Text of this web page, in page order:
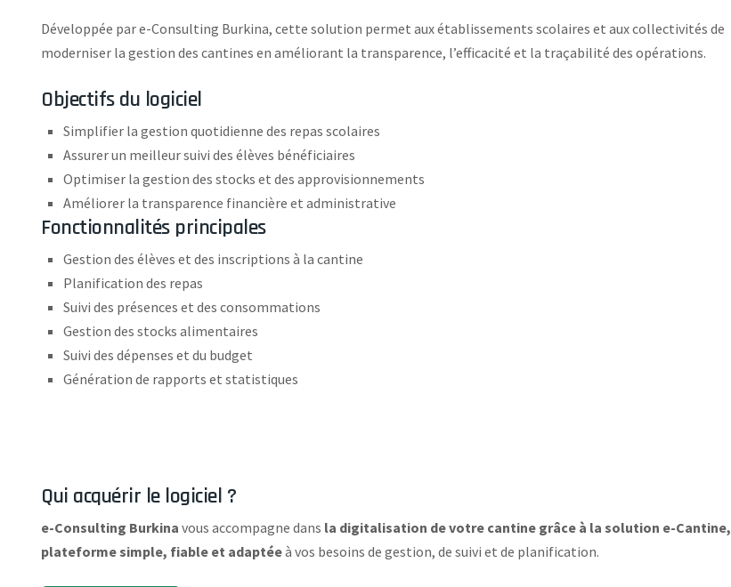
Développée par e-Consulting Burkina, cette solution permet aux établissements scolaires et aux collectivités de
moderniser la gestion des cantines en améliorant la transparence, l’efficacité et la traçabilité des opérations.
Objectifs du logiciel
Simplifier la gestion quotidienne des repas scolaires
Assurer un meilleur suivi des élèves bénéficiaires
Optimiser la gestion des stocks et des approvisionnements
Améliorer la transparence financière et administrative
Fonctionnalités principales
Gestion des élèves et des inscriptions à la cantine
Planification des repas
Suivi des présences et des consommations
Gestion des stocks alimentaires
Suivi des dépenses et du budget
Génération de rapports et statistiques
Qui acquérir le logiciel ?
e-Consulting Burkina vous accompagne dans la digitalisation de votre cantine grâce à la solution e-Cantine,
plateforme simple, fiable et adaptéeà vos besoins de gestion, de suivi et de planification.